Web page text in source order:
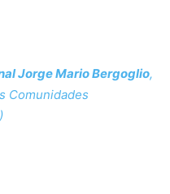
Jorge Mario Bergoglio,
Comunidades